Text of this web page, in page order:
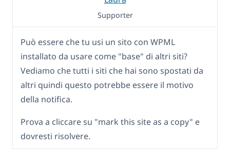
Supporter
Può essere che tu usi un sito con WPML
installato da usare come "base" di altri siti?
Vediamo che tutti i siti che hai sono spostati da
altri quindi questo potrebbe essere il motivo
della notifica.
Prova a cliccare su "mark this site as a copy" e
dovresti risolvere.